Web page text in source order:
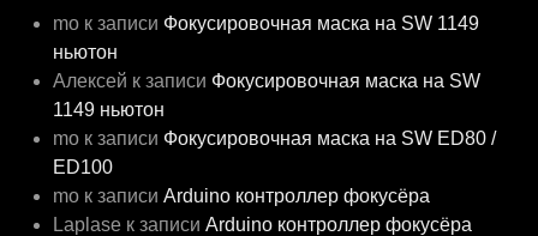
mo к записи Фокусировочная маска на SW 1149
ньютон
Алексей к записи Фокусировочная маска на SW
1149 ньютон
mo к записи Фокусировочная маска на SW ED80 /
ED100
mo к записиArduino контроллер фокусёра
Laplase к записиArduino контроллер фокусёра